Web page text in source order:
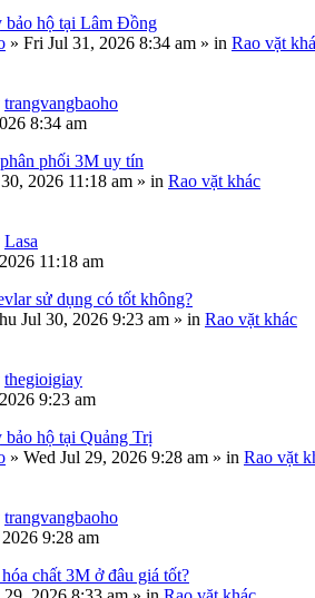
bảo hộ tại Lâm Đồng
» Fri Jul 31, 2026 8:34 am » in Rao vặt
trangvangbaoho
8:34 am
phối 3M uy tín
2026 11:18 am » in Rao vặt khác
Lasa
11:18 am
sử dụng có tốt không?
Jul 30, 2026 9:23 am » in Rao vặt khác
thegioigiay
9:23 am
hộ tại Quảng Trị
» Wed Jul 29, 2026 9:28 am » in Rao vặt
trangvangbaoho
9:28 am
chất 3M ở đâu giá tốt?